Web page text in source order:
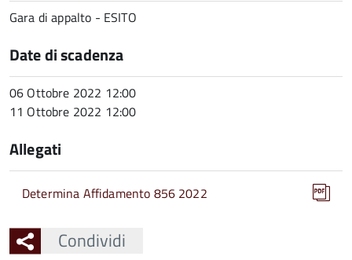
Gara di appalto - ESITO
Date di scadenza
06 Ottobre 2022 12:00
11 Ottobre 2022 12:00
Allegati
Determina Affidamento 856 2022
Condividi